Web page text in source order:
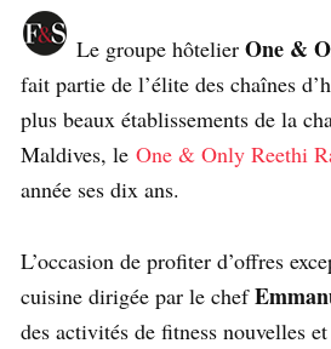
Le groupe hôtelier One &
fait partie de l’élite des chaînes
plus beaux établissements de la
Maldives, le One & Only Reethi
année ses dix ans.
L’occasion de profiter d’offres
cuisine dirigée par le chef
des activités de fitness nouvelles